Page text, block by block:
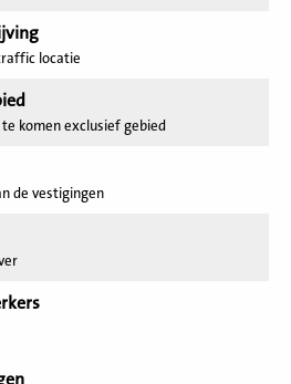
locatie
komen exclusief gebied
de vestigingen